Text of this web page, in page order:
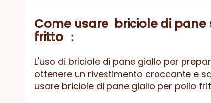
Come usare briciole di
fritto ：
L'uso di briciole di pane giallo per
ottenere un rivestimento croccante e
usare briciole di pane giallo per pollo